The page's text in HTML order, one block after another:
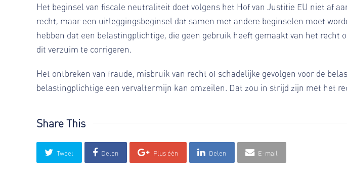
Het beginsel van fiscale neutraliteit doet volgens het Hof van Justitie EU niet af
recht, maar een uitleggingsbeginsel dat samen met andere beginselen moet
hebben dat een belastingplichtige, die geen gebruik heeft gemaakt van het
dit verzuim te corrigeren.
Het ontbreken van fraude, misbruik van recht of schadelijke gevolgen voor de
belastingplichtige een vervaltermijn kan omzeilen. Dat zou in strijd zijn met het
Share This
Tweet Delen Plus één Delen E-mail